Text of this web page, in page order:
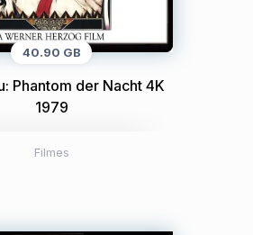
40.90 GB
Phantom der Nacht 4K
1979
Filmes